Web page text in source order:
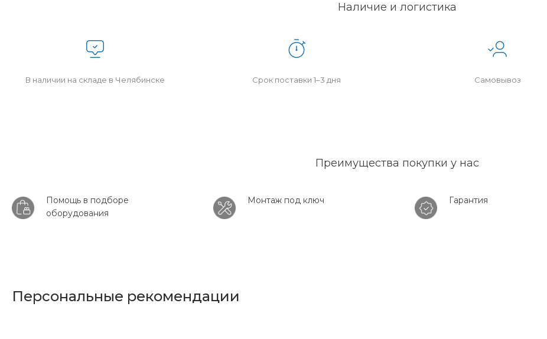
Наличие и логистика
В наличии на складе в Челябинске Срок поставки 1–3 дня Самовывоз
Преимущества покупки у нас
Помощь в подборе
оборудования
Монтаж под ключ Гарантия
Персональные рекомендации